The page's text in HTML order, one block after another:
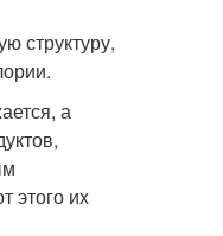
структуру,
а
этого их